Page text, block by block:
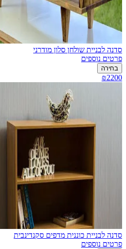
סדנה לבניית שולחן סלון מודרני
פרטים נוספים
בחירה
₪2200
סדנה לבניית כוננית מדפים סקנדינבית
פרטים נוספים